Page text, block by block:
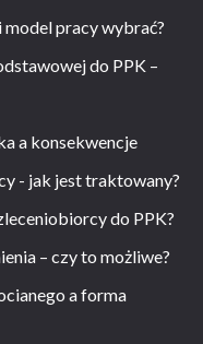
pracy wybrać?
do PPK –
a konsekwencje
- jak jest traktowany?
do PPK?
– czy to możliwe?
a forma